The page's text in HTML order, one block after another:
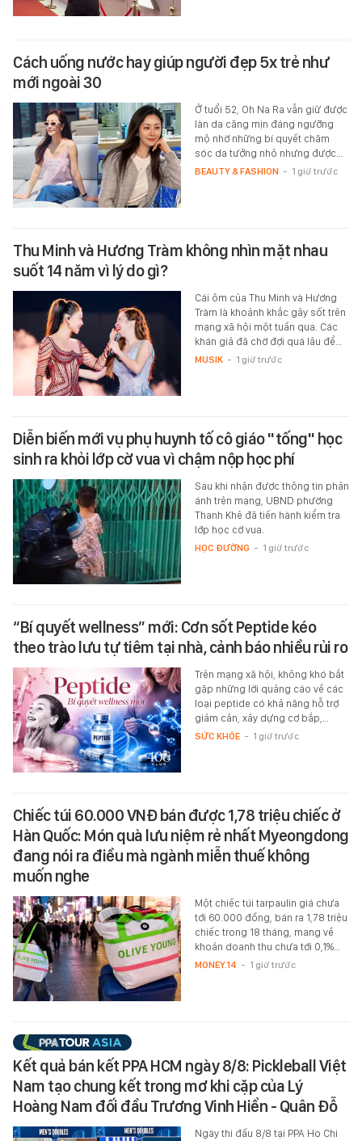
Cách uống nước hay giúp người đẹp 5x trẻ như
mới ngoài 30
Ở tuổi 52, Oh Na Ra vẫn giữ được
làn da căng mịn đáng ngưỡng
mộ nhờ những bí quyết chăm
sóc da tưởng nhỏ nhưng được…
BEAUTY & FASHION - 1 giờ trước
Thu Minh và Hương Tràm không nhìn mặt nhau
suốt 14 năm vì lý do gì?
Cái ôm của Thu Minh và Hương
Tràm là khoảnh khắc gây sốt trên
mạng xã hội một tuần qua. Các
khán giả đã chờ đợi quá lâu để…
MUSIK - 1 giờ trước
Diễn biến mới vụ phụ huynh tố cô giáo "tống" học
sinh ra khỏi lớp cờ vua vì chậm nộp học phí
Sau khi nhận được thông tin phản
ánh trên mạng, UBND phường
Thanh Khê đã tiến hành kiểm tra
lớp học cờ vua.
HỌC ĐƯỜNG - 1 giờ trước
“Bí quyết wellness” mới: Cơn sốt Peptide kéo
theo trào lưu tự tiêm tại nhà, cảnh báo nhiều rủi ro
Trên mạng xã hội, không khó bắt
gặp những lời quảng cáo về các
loại peptide có khả năng hỗ trợ
giảm cân, xây dựng cơ bắp,…
SỨC KHỎE - 1 giờ trước
Chiếc túi 60.000 VNĐ bán được 1,78 triệu chiếc ở
Hàn Quốc: Món quà lưu niệm rẻ nhất Myeongdong
đang nói ra điều mà ngành miễn thuế không
muốn nghe
Một chiếc túi tarpaulin giá chưa
tới 60.000 đồng, bán ra 1,78 triệu
chiếc trong 18 tháng, mang về
khoản doanh thu chưa tới 0,1%…
MONEY.14 - 1 giờ trước
Kết quả bán kết PPA HCM ngày 8/8: Pickleball Việt
Nam tạo chung kết trong mơ khi cặp của Lý
Hoàng Nam đối đầu Trương Vinh Hiển - Quân Đỗ
Ngày thi đấu 8/8 tại PPA Ho Chi